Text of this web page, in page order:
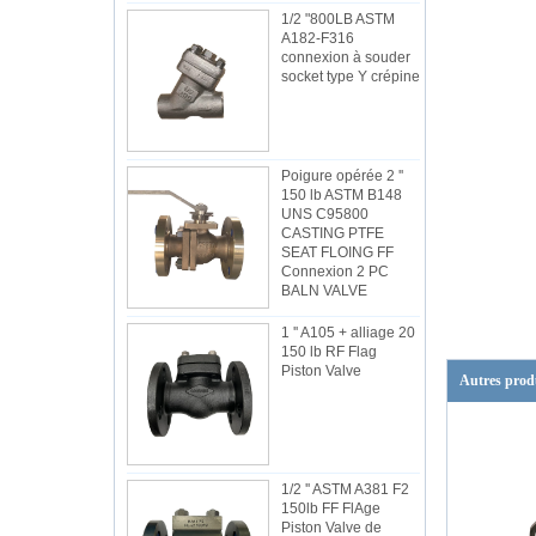
1/2 "800LB ASTM
A182-F316
connexion à souder
socket type Y crépine
Poigure opérée 2 ''
150 lb ASTM B148
UNS C95800
CASTING PTFE
SEAT FLOING FF
Connexion 2 PC
BALN VALVE
1 '' A105 + alliage 20
150 lb RF Flag
Piston Valve
1/2 '' ASTM A381 F2
150lb FF FlAge
Piston Valve de
Autres